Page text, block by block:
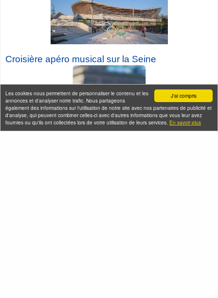
J'ai compris
Les cookies nous permettent de personnaliser le contenu et les
annonces et d'analyser notre trafic. Nous partageons
également des informations sur l'utilisation de notre site avec nos partenaires de publicité et
d'analyse, qui peuvent combiner celles-ci avec d'autres informations que vous leur avez
fournies ou qu'ils ont collectées lors de votre utilisation de leurs services. En savoir plus
Croisière apéro musical sur la Seine